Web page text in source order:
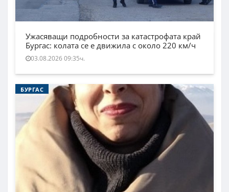
Ужасяващи подробности за катастрофата край
Бургас: колата се е движила с около 220 км/ч
03.08.2026 09:35ч.
БУРГАС